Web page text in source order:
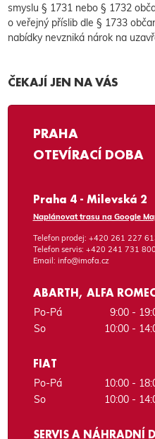
smyslu § 1731 nebo § 1732
o veřejný příslib dle § 1733
nabídky nevzniká nárok na
ČEKAJÍ JEN NA VÁS
PRAHA
OTEVÍRACÍ DOBA
Praha 4 - Milevská 2
Naplánovat trasu na Google
Telefon prodej: +420 261 227
Telefon servis: +420 241 731 800
Email: info@imofa.cz
ABARTH, ALFA
Po-Pá
9:00 -
So
10:00 -
FIAT
Po-Pá
10:00 -
So
10:00 -
SERVIS A NÁHRADNÍ